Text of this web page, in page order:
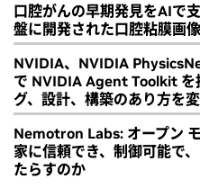
口腔がんの早期発見をAIで
盤に開発された口腔粘膜画
NVIDIA、NVIDIA
で NVIDIA Agent Toolkit を
グ、設計、構築のあり方を
Nemotron Labs: オープン
家に信頼でき、制御可能で
たらすのか